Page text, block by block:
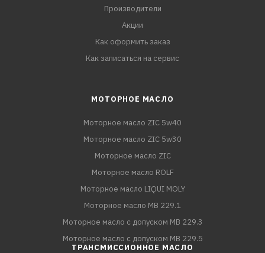
Производители
Акции
Как оформить заказ
Как записаться на сервис
МОТОРНОЕ МАСЛО
Моторное масло ZIC 5w40
Моторное масло ZIC 5w30
Моторное масло ZIC
Моторное масло ROLF
Моторное масло LIQUI MOLY
Моторное масло MB 229.1
Моторное масло с допуском MB 229.3
Моторное масло с допуском MB 229.5
ТРАНСМИССИОННОЕ МАСЛО